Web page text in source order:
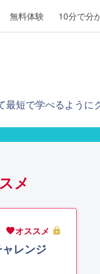
無料体験 10分で分
短で学べるように
メ
favoriteオススメ lock
レンジ